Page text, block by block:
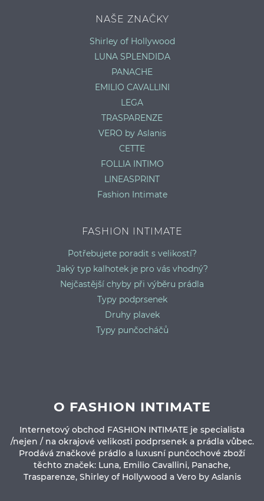
NAŠE ZNAČKY
Shirley of Hollywood
LUNA SPLENDIDA
PANACHE
EMILIO CAVALLINI
LEGA
TRASPARENZE
VERO by Aslanis
CETTE
FOLLIA INTIMO
LINEASPRINT
Fashion Intimate
FASHION INTIMATE
Potřebujete poradit s velikostí?
Jaký typ kalhotek je pro vás vhodný?
Nejčastější chyby při výběru prádla
Typy podprsenek
Druhy plavek
Typy punčocháčů
O FASHION INTIMATE
Internetový obchod FASHION INTIMATE je specialista
/nejen / na okrajové velikosti podprsenek a prádla vůbec.
Prodává značkové prádlo a luxusní punčochové zboží
těchto značek: Luna, Emilio Cavallini, Panache,
Trasparenze, Shirley of Hollywood a Vero by Aslanis